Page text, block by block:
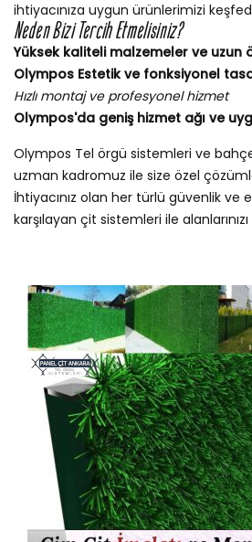
ihtiyacınıza uygun ürünlerimizi
Neden Bizi Tercih Etmelisiniz?
Yüksek kaliteli malzemeler ve uzun
Olympos Estetik ve fonksiyonel
Hızlı montaj ve profesyonel hizmet
Olympos'da geniş hizmet ağı ve
Olympos Tel örgü sistemleri ve
uzman kadromuz ile size özel
İhtiyacınız olan her türlü güvenlik ve
karşılayan çit sistemleri ile